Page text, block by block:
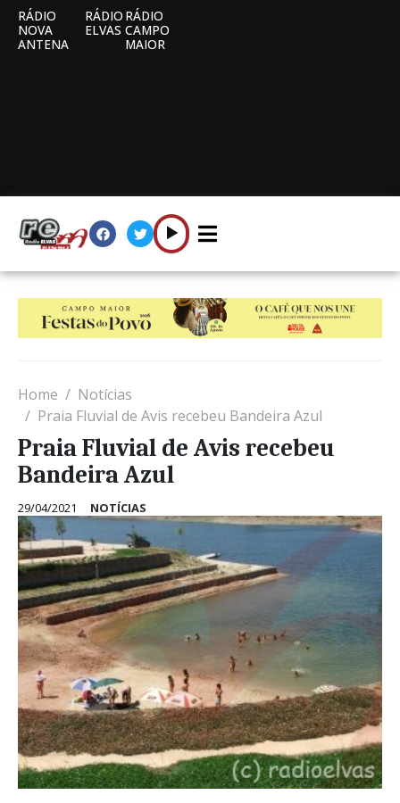
RÁDIO
NOVA
ANTENA
RÁDIO
ELVAS
RÁDIO
CAMPO
MAIOR
Home
Notícias
Praia Fluvial de Avis recebeu Bandeira Azul
Praia Fluvial de Avis recebeu
Bandeira Azul
29/04/2021 NOTÍCIAS